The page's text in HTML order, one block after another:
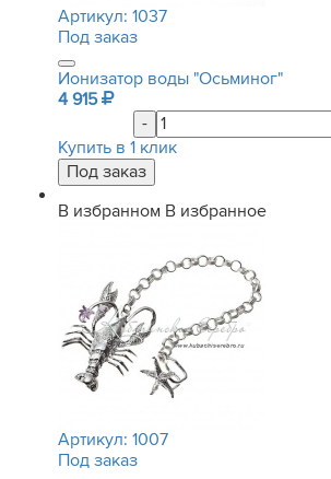
Артикул: 1037
Под заказ
Ионизатор воды "Осьминог"
4 915
-
Купить в 1 клик
В избранном В избранное
Артикул: 1007
Под заказ